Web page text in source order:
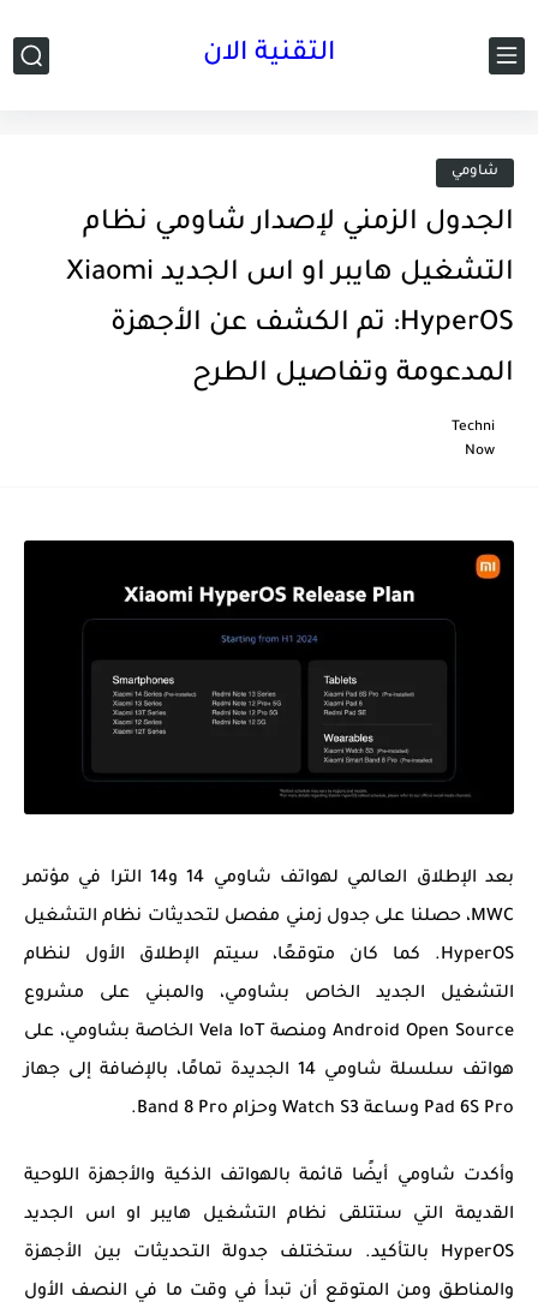
التقنية الان
شاومي
الجدول الزمني لإصدار شاومي نظام
التشغيل هايبر او اس الجديد Xiaomi
HyperOS: تم الكشف عن الأجهزة
المدعومة وتفاصيل الطرح
Techni
Now
بعد الإطلاق العالمي لهواتف شاومي 14 و14 الترا في مؤتمر
MWC، حصلنا على جدول زمني مفصل لتحديثات نظام التشغيل
HyperOS. كما كان متوقعًا، سيتم الإطلاق الأول لنظام
التشغيل الجديد الخاص بشاومي، والمبني على مشروع
Android Open Source ومنصة Vela IoT الخاصة بشاومي، على
هواتف سلسلة شاومي 14 الجديدة تمامًا، بالإضافة إلى جهاز
Pad 6S Pro وساعة Watch S3 وحزام Band 8 Pro.
وأكدت شاومي أيضًا قائمة بالهواتف الذكية والأجهزة اللوحية
القديمة التي ستتلقى نظام التشغيل هايبر او اس الجديد
HyperOS بالتأكيد. ستختلف جدولة التحديثات بين الأجهزة
والمناطق ومن المتوقع أن تبدأ في وقت ما في النصف الأول